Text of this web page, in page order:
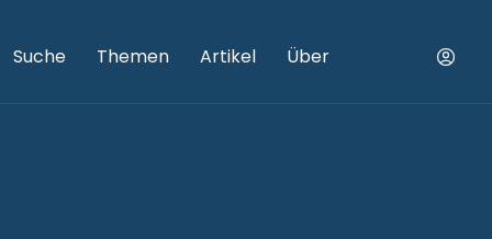
Suche Themen Artikel Über